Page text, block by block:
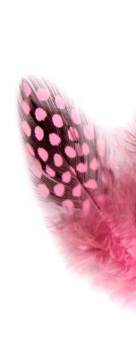
Корзина
Избранное
Доставка
О нас